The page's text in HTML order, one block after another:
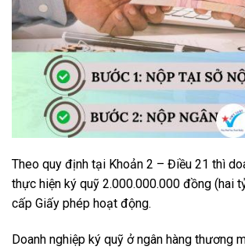
Theo quy định tại Khoản 2 – Điều 21 thì
thực hiện ký quỹ 2.000.000.000 đồng (hai
cấp Giấy phép hoạt động.
Doanh nghiệp ký quỹ ở ngân hàng thương